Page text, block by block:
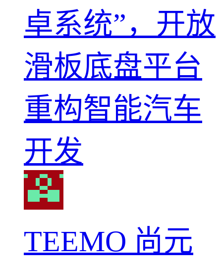
卓系统”，开放
滑板底盘平台
重构智能汽车
开发
TEEMO 尚元